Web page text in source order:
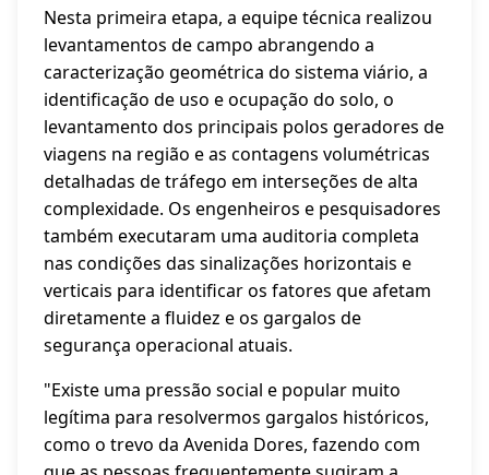
Nesta primeira etapa, a equipe técnica realizou
levantamentos de campo abrangendo a
caracterização geométrica do sistema viário, a
identificação de uso e ocupação do solo, o
levantamento dos principais polos geradores de
viagens na região e as contagens volumétricas
detalhadas de tráfego em interseções de alta
complexidade. Os engenheiros e pesquisadores
também executaram uma auditoria completa
nas condições das sinalizações horizontais e
verticais para identificar os fatores que afetam
diretamente a fluidez e os gargalos de
segurança operacional atuais.
"Existe uma pressão social e popular muito
legítima para resolvermos gargalos históricos,
como o trevo da Avenida Dores, fazendo com